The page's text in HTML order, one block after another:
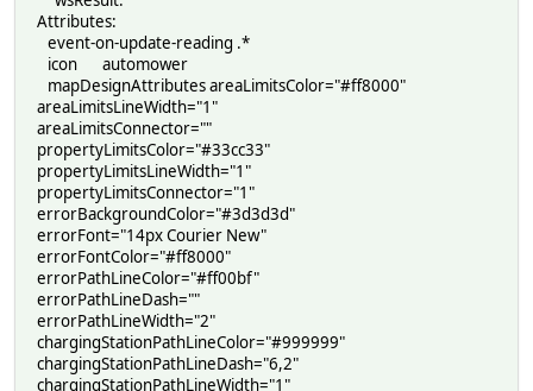
Attributes:
event-on-update-reading .*
icon automower
mapDesignAttributes areaLimitsColor="#ff8000"
areaLimitsLineWidth="1"
areaLimitsConnector=""
propertyLimitsColor="#33cc33"
propertyLimitsLineWidth="1"
propertyLimitsConnector="1"
errorBackgroundColor="#3d3d3d"
errorFont="14px Courier New"
errorFontColor="#ff8000"
errorPathLineColor="#ff00bf"
errorPathLineDash=""
errorPathLineWidth="2"
chargingStationPathLineColor="#999999"
chargingStationPathLineDash="6,2"
chargingStationPathLineWidth="1"